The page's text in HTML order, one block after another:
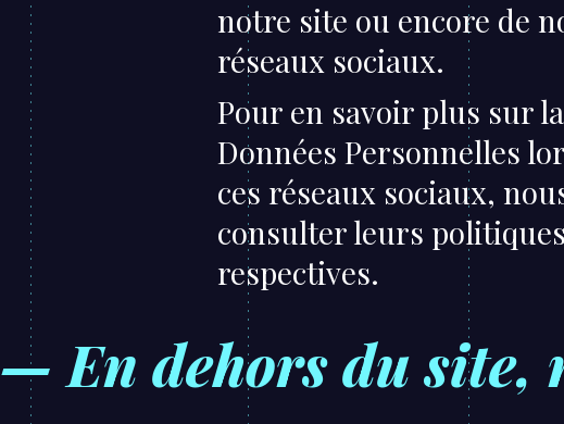
notre site ou encore de
réseaux sociaux.
Pour en savoir plus sur
Données Personnelles
ces réseaux sociaux,
consulter leurs
respectives.
— En dehors du site,